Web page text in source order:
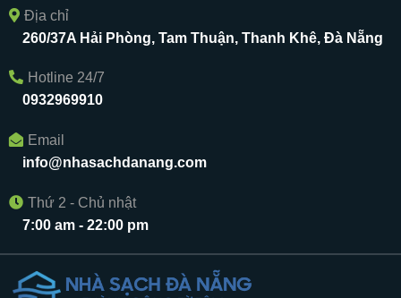
Địa chỉ
260/37A Hải Phòng, Tam Thuận, Thanh Khê, Đà Nẵng
Hotline 24/7
0932969910
Email
info@nhasachdanang.com
Thứ 2 - Chủ nhật
7:00 am - 22:00 pm